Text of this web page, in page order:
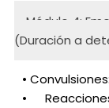
Módulo 4:
(Duración a
•
•